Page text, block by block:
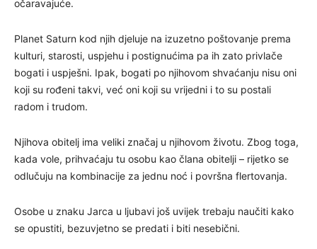
očaravajuće.
Planet Saturn kod njih djeluje na izuzetno poštovanje prema
kulturi, starosti, uspjehu i postignućima pa ih zato privlače
bogati i uspješni. Ipak, bogati po njihovom shvaćanju nisu oni
koji su rođeni takvi, već oni koji su vrijedni i to su postali
radom i trudom.
Njihova obitelj ima veliki značaj u njihovom životu. Zbog toga,
kada vole, prihvaćaju tu osobu kao člana obitelji – rijetko se
odlučuju na kombinacije za jednu noć i površna flertovanja.
Osobe u znaku Jarca u ljubavi još uvijek trebaju naučiti kako
se opustiti, bezuvjetno se predati i biti nesebični.